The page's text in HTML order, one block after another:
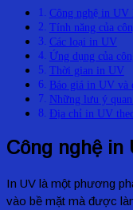
Công nghệ in UV
Tính năng của
Các loại in UV
Ứng dụng của
Thời gian in UV
Báo giá in UV và
Những lưu ý
Địa chỉ in UV
Công nghệ in
In UV là một phương
vào bề mặt mà được